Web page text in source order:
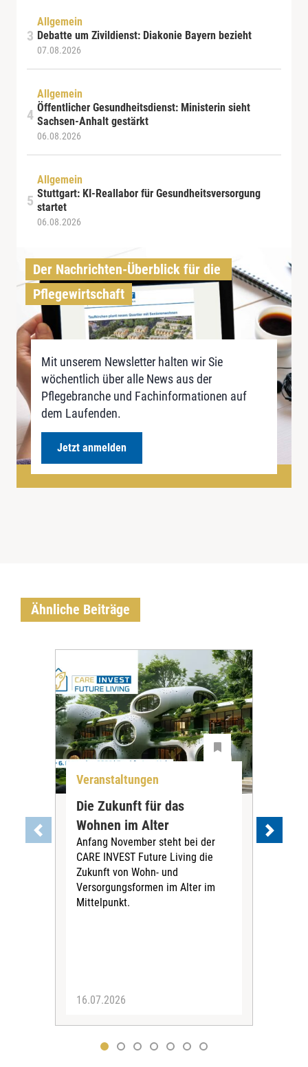
Allgemein
Debatte um Zivildienst: Diakonie Bayern bezieht
07.08.2026
Allgemein
Öffentlicher Gesundheitsdienst: Ministerin sieht
Sachsen-Anhalt gestärkt
06.08.2026
Allgemein
Stuttgart: KI-Reallabor für Gesundheitsversorgung
startet
06.08.2026
Der Nachrichten-Überblick für die
Pflegewirtschaft
Mit unserem Newsletter halten wir Sie
wöchentlich über alle News aus der
Pflegebranche und Fachinformationen auf
dem Laufenden.
Jetzt anmelden
Ähnliche Beiträge
Veranstaltungen
Die Zukunft für das
Wohnen im Alter
Anfang November steht bei der
CARE INVEST Future Living die
Zukunft von Wohn- und
Versorgungsformen im Alter im
Mittelpunkt.
16.07.2026